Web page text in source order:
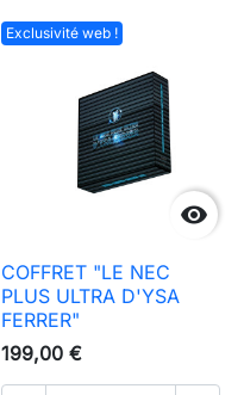
Exclusivité web !

COFFRET "LE NEC
PLUS ULTRA D'YSA
FERRER"
199,00 €